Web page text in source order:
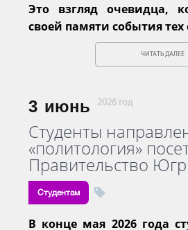
Это взгляд очевидца,
своей памяти события
ЧИТАТЬ ДАЛЕЕ
3 июнь 2026 год
Студенты
«политология»
Правительство
Студентам
В конце мая 2026 года